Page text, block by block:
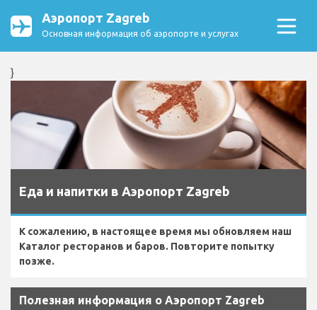
Аэропорт Zagreb
Основная информация об аэропорте и услугах
}
Еда и напитки в Аэропорт Zagreb
К сожалению, в настоящее время мы обновляем наш
Каталог ресторанов и баров. Повторите попытку
позже.
Полезная информация о Аэропорт Zagreb